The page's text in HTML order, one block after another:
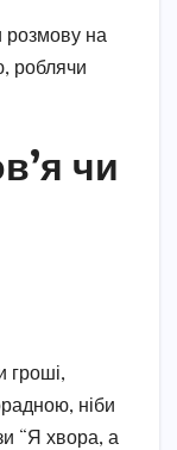
розмову на
роблячи
чи
гроші,
ніби
“Я хвора, а